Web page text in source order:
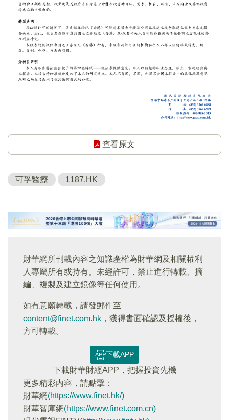
查看原文
可孚醫療 1187.HK
財華網所刊載內容之知識產權為財華網及相關權利
人專屬所有或持有。未經許可，禁止進行轉載、摘
編、複製及建立鏡像等任何使用。
如有意願轉載，請發郵件至
content@finet.com.hk ，獲得書面確認及授權後，
方可轉載。
下載APP
下載財華財經APP，把握投資先機
更多精彩内容，請點擊：
財華網(https://www.finet.hk/)
財華智庫網(https://www.finet.com.cn)